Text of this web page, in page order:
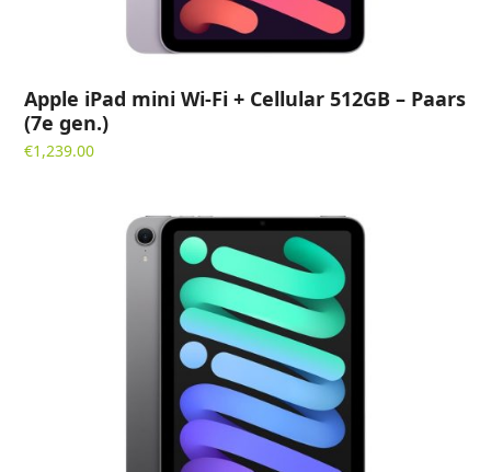
Apple iPad mini Wi-Fi + Cellular 512GB – Paars
(7e gen.)
€1,239.00